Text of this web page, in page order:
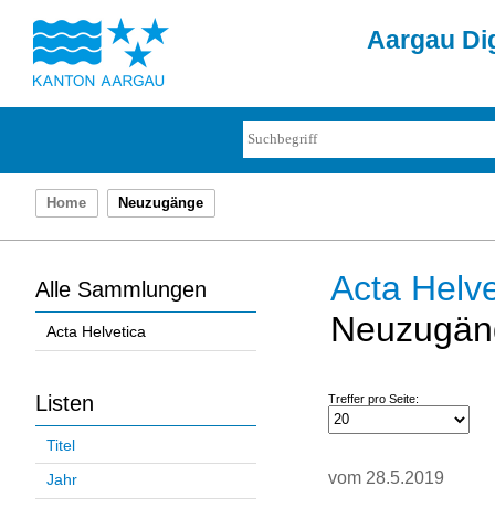
Aargau
Home Neuzugänge
Alle Sammlungen
Acta Helvetica
Listen
Titel
Jahr
Acta
Treffer pro Seite:
vom 28.5.2019